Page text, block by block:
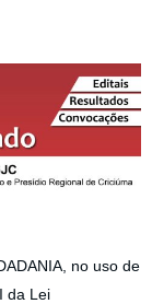
no uso de
da Lei